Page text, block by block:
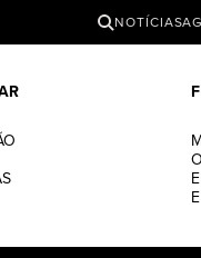
PESQUISAR
NOTÍCIAS